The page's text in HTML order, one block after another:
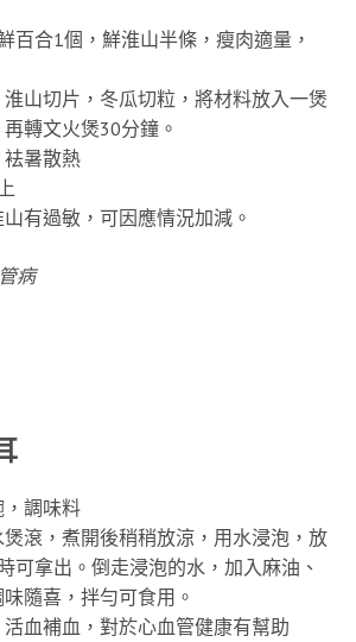
百合1個，鮮淮山半條，瘦肉適量，
淮山切片，冬瓜切粒，將材料放入一煲
轉文火煲30分鐘。
袪暑散熱
山有過敏，可因應情況加減。
，調味料
煲滾，煮開後稍稍放涼，用水浸泡，放
可拿出。倒走浸泡的水，加入麻油、
隨喜，拌勻可食用。
活血補血，對於心血管健康有幫助